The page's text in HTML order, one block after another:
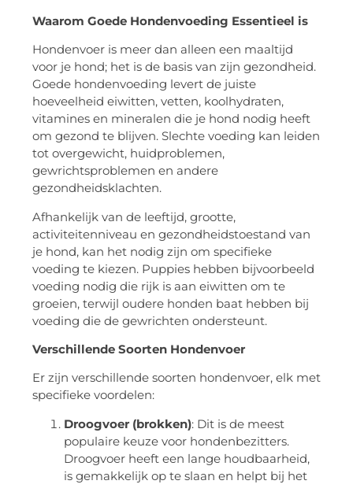
Waarom Goede Hondenvoeding Essentieel is
Hondenvoer is meer dan alleen een maaltijd
voor je hond; het is de basis van zijn gezondheid.
Goede hondenvoeding levert de juiste
hoeveelheid eiwitten, vetten, koolhydraten,
vitamines en mineralen die je hond nodig heeft
om gezond te blijven. Slechte voeding kan leiden
tot overgewicht, huidproblemen,
gewrichtsproblemen en andere
gezondheidsklachten.
Afhankelijk van de leeftijd, grootte,
activiteitenniveau en gezondheidstoestand van
je hond, kan het nodig zijn om specifieke
voeding te kiezen. Puppies hebben bijvoorbeeld
voeding nodig die rijk is aan eiwitten om te
groeien, terwijl oudere honden baat hebben bij
voeding die de gewrichten ondersteunt.
Verschillende Soorten Hondenvoer
Er zijn verschillende soorten hondenvoer, elk met
specifieke voordelen:
Droogvoer (brokken): Dit is de meest
populaire keuze voor hondenbezitters.
Droogvoer heeft een lange houdbaarheid,
is gemakkelijk op te slaan en helpt bij het